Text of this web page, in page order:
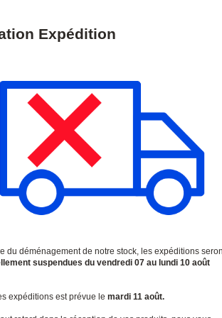
Les expéditions seront suspendues du 07 au 10